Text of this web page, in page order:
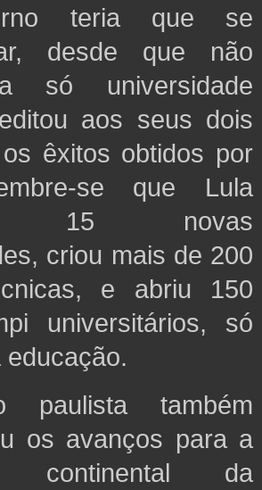
teria que se
desde que não
só universidade
aos seus dois
êxitos obtidos por
se que Lula
15 novas
criou mais de 200
e abriu 150
universitários, só
educação.
paulista também
os avanços para a
continental da